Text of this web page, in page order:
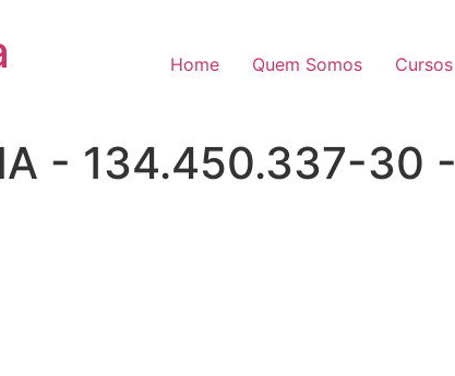
Home Quem Somos Cursos
- 134.450.337-30 -